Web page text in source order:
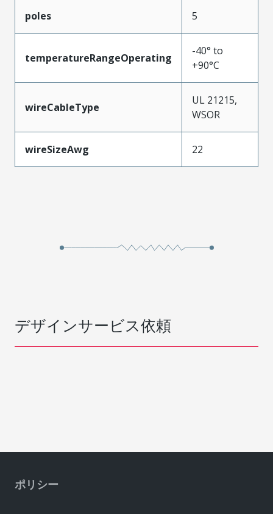
poles 5
temperatureRangeOperating
-40° to
+90°C
wireCableType
UL 21215,
WSOR
wireSizeAwg 22
デザインサービス依頼
ポリシー